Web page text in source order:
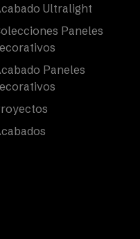
Ultralight
Paneles
Paneles